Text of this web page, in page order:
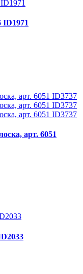
ID1971
арт. 6051